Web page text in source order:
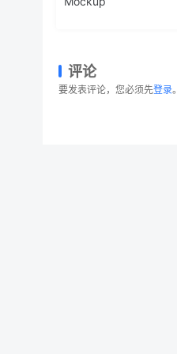
评论
要发表评论，您必须先登录。